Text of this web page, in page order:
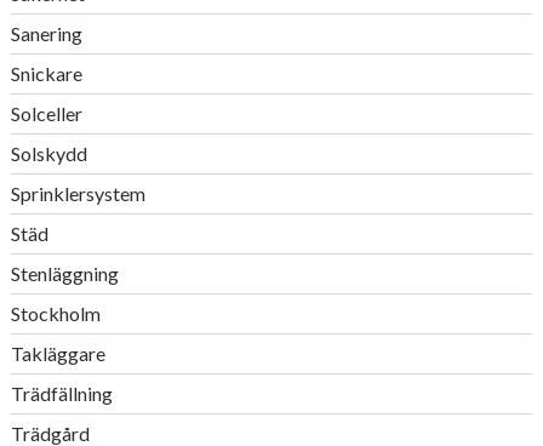
Sanering
Snickare
Solceller
Solskydd
Sprinklersystem
Städ
Stenläggning
Stockholm
Takläggare
Trädfällning
Trädgård